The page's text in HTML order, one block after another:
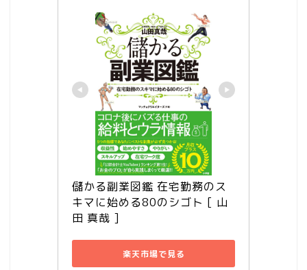
儲かる副業図鑑 在宅勤務のス
キマに始める80のシゴト [ 山
田 真哉 ]
楽天市場で見る